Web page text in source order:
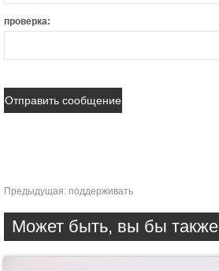
проверка:
Предыдущая: поддерживать
Может быть, вы бы также